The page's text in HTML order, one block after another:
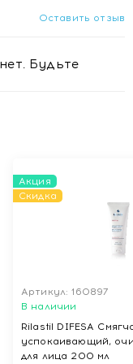
лучей и
п/о 515 мг № 30
Оставить отзыв
Будьте
Акция
Скидка
Артикул: 160897
В наличии
Rilastil DIFESA
успокаивающий,
для лица 200 мл